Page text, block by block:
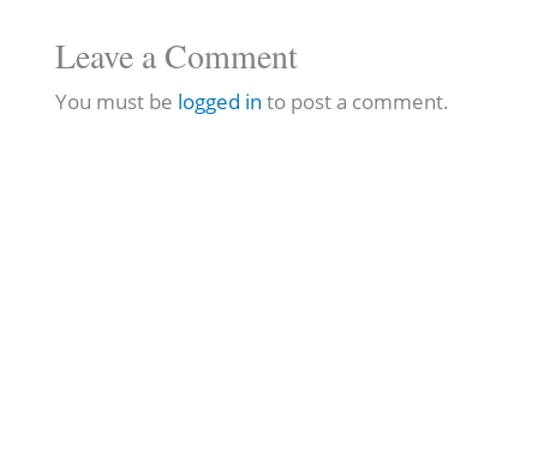
Leave a Comment
You must be logged in to post a comment.